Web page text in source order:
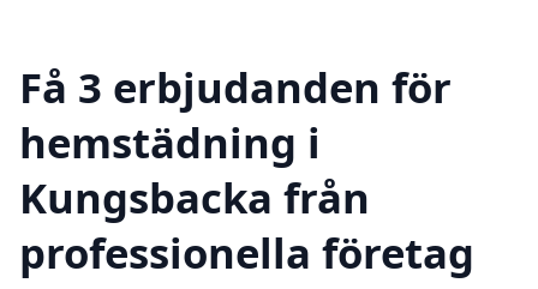
Få 3 erbjudanden för
hemstädning i
Kungsbacka från
professionella företag